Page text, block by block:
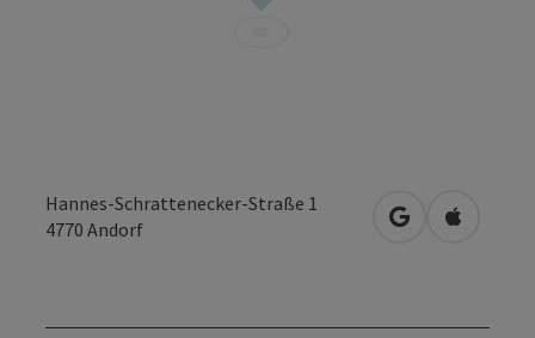
Hannes-Schrattenecker-Straße 1
4770 Andorf in Googlein Apple